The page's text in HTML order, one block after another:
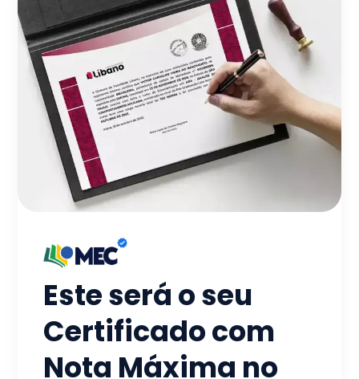
Este será o seu
Certificado com
Nota Máxima no